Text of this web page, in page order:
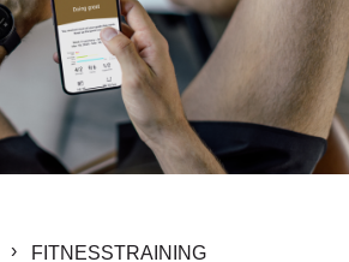
FITNESSTRAINING